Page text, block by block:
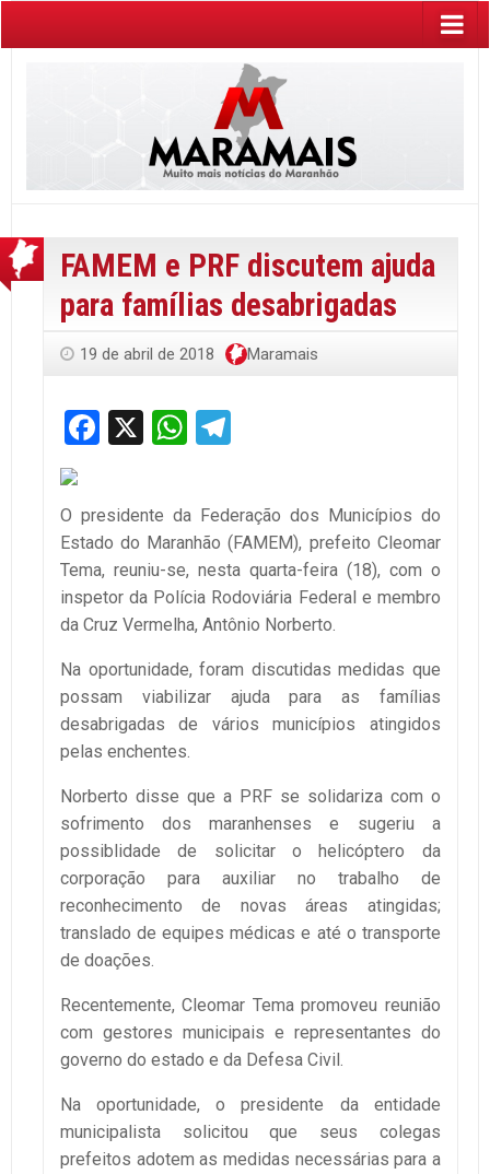
FAMEM e PRF discutem ajuda
para famílias desabrigadas
19 de abril de 2018 Maramais
Facebook
X WhatsApp
O presidente da Federação dos Municípios do
Estado do Maranhão (FAMEM), prefeito Cleomar
Tema, reuniu-se, nesta quarta-feira (18), com o
inspetor da Polícia Rodoviária Federal e membro
da Cruz Vermelha, Antônio Norberto.
Na oportunidade, foram discutidas medidas que
possam viabilizar ajuda para as famílias
desabrigadas de vários municípios atingidos
pelas enchentes.
Norberto disse que a PRF se solidariza com o
sofrimento dos maranhenses e sugeriu a
possiblidade de solicitar o helicóptero da
corporação para auxiliar no trabalho de
reconhecimento de novas áreas atingidas;
translado de equipes médicas e até o transporte
de doações.
Recentemente, Cleomar Tema promoveu reunião
com gestores municipais e representantes do
governo do estado e da Defesa Civil.
Na oportunidade, o presidente da entidade
municipalista solicitou que seus colegas
prefeitos adotem as medidas necessárias para a